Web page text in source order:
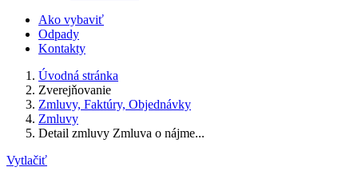
Ako vybaviť
Odpady
Kontakty
Úvodná stránka
Zverejňovanie
Zmluvy, Faktúry, Objednávky
Zmluvy
Detail zmluvy Zmluva o nájme...
Vytlačiť